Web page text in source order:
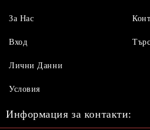
За Нас
Вход
Лични Данни
Условия
Информация за контакти: